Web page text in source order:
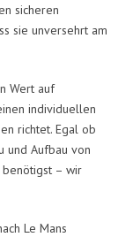
sicheren
sie unversehrt am
Wert auf
individuellen
richtet. Egal ob
und Aufbau von
– wir
Le Mans